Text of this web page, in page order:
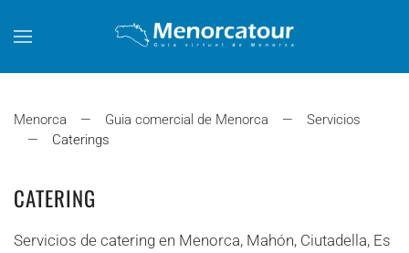
Skip to main content
Menorca Guia comercial de Menorca
Servicios
Caterings
CATERING
Servicios de catering en Menorca, Mahón, Ciutadella, Es